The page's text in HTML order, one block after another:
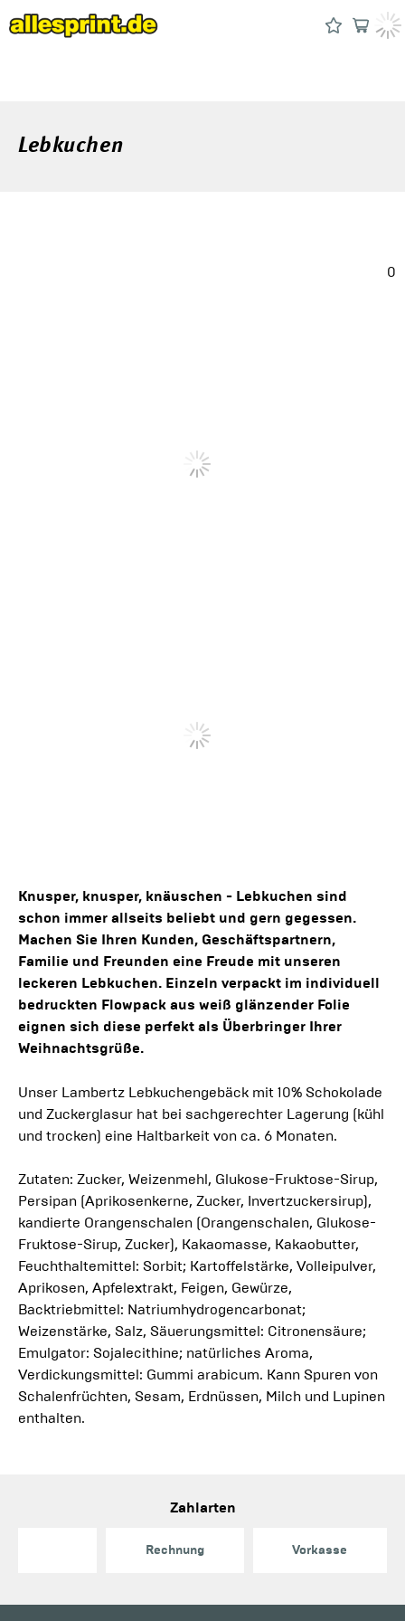
Lebkuchen
0
Knusper, knusper, knäuschen - Lebkuchen sind
schon immer allseits beliebt und gern gegessen.
Machen Sie Ihren Kunden, Geschäftspartnern,
Familie und Freunden eine Freude mit unseren
leckeren Lebkuchen. Einzeln verpackt im individuell
bedruckten Flowpack aus weiß glänzender Folie
eignen sich diese perfekt als Überbringer Ihrer
Weihnachtsgrüße.
Unser Lambertz Lebkuchengebäck mit 10% Schokolade
und Zuckerglasur hat bei sachgerechter Lagerung (kühl
und trocken) eine Haltbarkeit von ca. 6 Monaten.
Zutaten: Zucker, Weizenmehl, Glukose-Fruktose-Sirup,
Persipan (Aprikosenkerne, Zucker, Invertzuckersirup),
kandierte Orangenschalen (Orangenschalen, Glukose-
Fruktose-Sirup, Zucker), Kakaomasse, Kakaobutter,
Feuchthaltemittel: Sorbit; Kartoffelstärke, Volleipulver,
Aprikosen, Apfelextrakt, Feigen, Gewürze,
Backtriebmittel: Natriumhydrogencarbonat;
Weizenstärke, Salz, Säuerungsmittel: Citronensäure;
Emulgator: Sojalecithine; natürliches Aroma,
Verdickungsmittel: Gummi arabicum. Kann Spuren von
Schalenfrüchten, Sesam, Erdnüssen, Milch und Lupinen
enthalten.
Zahlarten
Rechnung Vorkasse